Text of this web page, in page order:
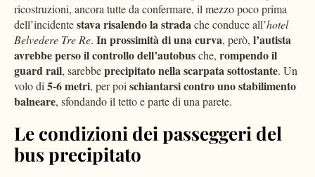
ricostruzioni, ancora tutte da confermare, il mezzo poco prima
dell’incidentestava risalendo la stradache conduce all’hotel
Belvedere Tre Re. In prossimità di una curva, però, l’autista
avrebbe perso il controllo dell’autobusche, rompendo il
guard rail, sarebbeprecipitato nella scarpata sottostante. Un
volo di 5-6 metri, per poi schiantarsi contro uno stabilimento
balneare, sfondando il tetto e parte di una parete.
Le condizioni dei passeggeri del
bus precipitato